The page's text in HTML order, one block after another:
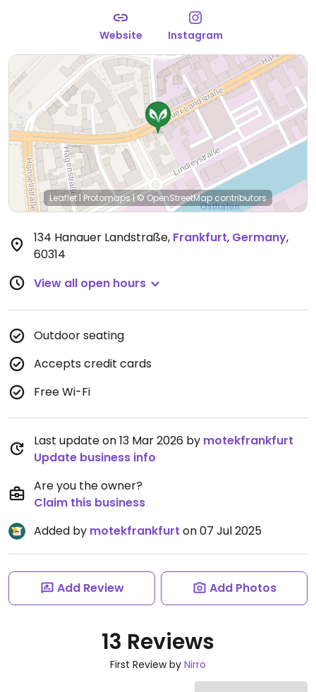
Website Instagram
Leaflet | Protomaps|© OpenStreetMap contributors
134 Hanauer Landstraße, Frankfurt, Germany,
60314
View all open hours
Outdoor seating
Accepts credit cards
Free Wi-Fi
Last update on 13 Mar 2026 by motekfrankfurt
Update business info
Are you the owner?
Claim this business
Added by motekfrankfurt on 07 Jul 2025
Add Review Add Photos
13 Reviews
First Review by Nirro